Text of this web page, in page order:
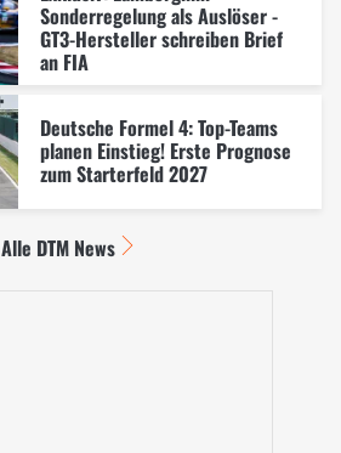
Sonderregelung als Auslöser -
GT3-Hersteller schreiben Brief
an FIA
Deutsche Formel 4: Top-Teams
planen Einstieg! Erste Prognose
zum Starterfeld 2027
Alle DTM News